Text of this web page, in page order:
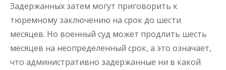
Задержанных затем могут приговорить к
тюремному заключению на срок до шести
месяцев. Но военный суд может продлить шесть
месяцев на неопределенный срок, а это означает,
что административно задержанные ни в какой